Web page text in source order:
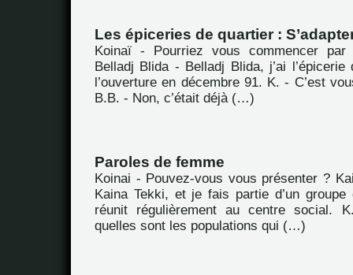
Les épiceries de quartier :
Koinaï - Pourriez vous commencer
Belladj Blida - Belladj Blida, j’ai l’épicerie
l’ouverture en décembre 91. K. - C’est
B.B. - Non, c’était déjà (…)
Paroles de femme
Koinai - Pouvez-vous vous présenter ?
Kaina Tekki, et je fais partie d’un
réunit régulièrement au centre social.
quelles sont les populations qui (…)